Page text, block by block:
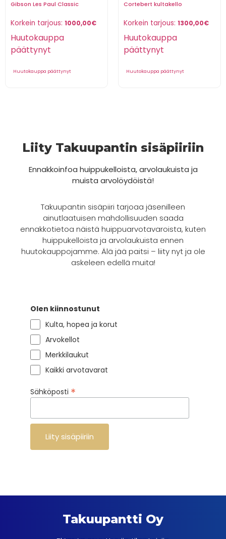
Gibson Les Paul Classic
Korkein tarjous: 1000,00€
Huutokauppa
päättynyt
Huutokauppa päättynyt
Cortebert kultakello
Korkein tarjous: 1300,00€
Huutokauppa
päättynyt
Huutokauppa päättynyt
Liity Takuupantin sisäpiiriin
Ennakkoinfoa huippukelloista, arvolaukuista ja
muista arvolöydöistä!
Takuupantin sisäpiiri tarjoaa jäsenilleen
ainutlaatuisen mahdollisuuden saada
ennakkotietoa näistä huippuarvotavaroista, kuten
huippukelloista ja arvolaukuista ennen
huutokauppojamme. Älä jää paitsi – liity nyt ja ole
askeleen edellä muita!
Olen kiinnostunut
Kulta, hopea ja korut
Arvokellot
Merkkilaukut
Kaikki arvotavarat
Sähköposti *
Takuupantti Oy